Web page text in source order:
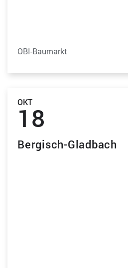
OBI-Baumarkt
OKT
18
Bergisch-Gladbach